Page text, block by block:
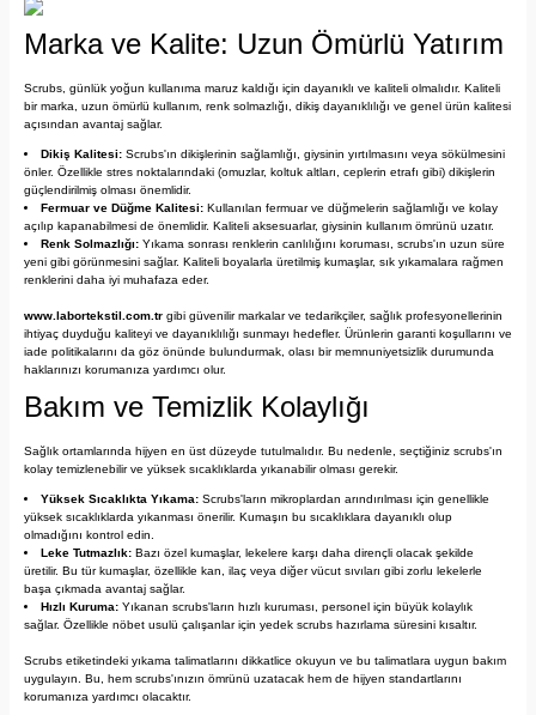
Marka ve Kalite: Uzun Ömürlü Yatırım
Scrubs, günlük yoğun kullanıma maruz kaldığı için dayanıklı ve kaliteli olmalıdır. Kaliteli
bir marka, uzun ömürlü kullanım, renk solmazlığı, dikiş dayanıklılığı ve genel ürün kalitesi
açısından avantaj sağlar.
Dikiş Kalitesi: Scrubs'ın dikişlerinin sağlamlığı, giysinin yırtılmasını veya sökülmesini
önler. Özellikle stres noktalarındaki (omuzlar, koltuk altları, ceplerin etrafı gibi) dikişlerin
güçlendirilmiş olması önemlidir.
Fermuar ve Düğme Kalitesi: Kullanılan fermuar ve düğmelerin sağlamlığı ve kolay
açılıp kapanabilmesi de önemlidir. Kaliteli aksesuarlar, giysinin kullanım ömrünü uzatır.
Renk Solmazlığı: Yıkama sonrası renklerin canlılığını koruması, scrubs'ın uzun süre
yeni gibi görünmesini sağlar. Kaliteli boyalarla üretilmiş kumaşlar, sık yıkamalara rağmen
renklerini daha iyi muhafaza eder.
www.labortekstil.com.tr gibi güvenilir markalar ve tedarikçiler, sağlık profesyonellerinin
ihtiyaç duyduğu kaliteyi ve dayanıklılığı sunmayı hedefler. Ürünlerin garanti koşullarını ve
iade politikalarını da göz önünde bulundurmak, olası bir memnuniyetsizlik durumunda
haklarınızı korumanıza yardımcı olur.
Bakım ve Temizlik Kolaylığı
Sağlık ortamlarında hijyen en üst düzeyde tutulmalıdır. Bu nedenle, seçtiğiniz scrubs'ın
kolay temizlenebilir ve yüksek sıcaklıklarda yıkanabilir olması gerekir.
Yüksek Sıcaklıkta Yıkama: Scrubs'ların mikroplardan arındırılması için genellikle
yüksek sıcaklıklarda yıkanması önerilir. Kumaşın bu sıcaklıklara dayanıklı olup
olmadığını kontrol edin.
Leke Tutmazlık: Bazı özel kumaşlar, lekelere karşı daha dirençli olacak şekilde
üretilir. Bu tür kumaşlar, özellikle kan, ilaç veya diğer vücut sıvıları gibi zorlu lekelerle
başa çıkmada avantaj sağlar.
Hızlı Kuruma: Yıkanan scrubs'ların hızlı kuruması, personel için büyük kolaylık
sağlar. Özellikle nöbet usulü çalışanlar için yedek scrubs hazırlama süresini kısaltır.
Scrubs etiketindeki yıkama talimatlarını dikkatlice okuyun ve bu talimatlara uygun bakım
uygulayın. Bu, hem scrubs'ınızın ömrünü uzatacak hem de hijyen standartlarını
korumanıza yardımcı olacaktır.